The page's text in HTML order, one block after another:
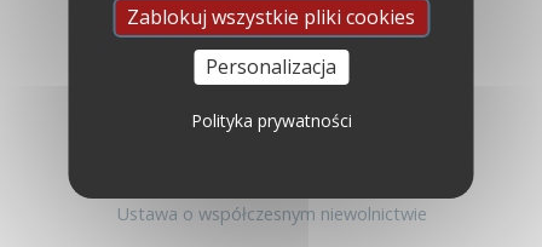
Libéron
Kim jesteśmy ?
Ustawa o współczesnym niewolnictwie
Zablokuj wszystkie pliki cookies
Personalizacja
Polityka prywatności